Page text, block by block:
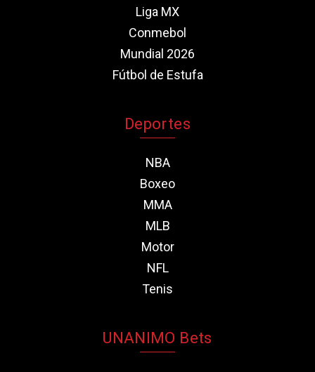
Liga MX
Conmebol
Mundial 2026
Fútbol de Estufa
Deportes
NBA
Boxeo
MMA
MLB
Motor
NFL
Tenis
UNANIMO Bets